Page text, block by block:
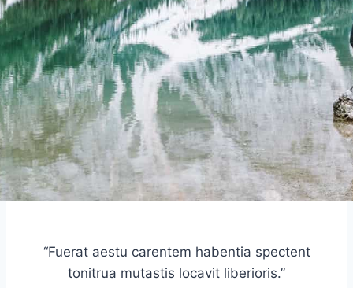
“Fuerat aestu carentem habentia spectent
tonitrua mutastis locavit liberioris.”